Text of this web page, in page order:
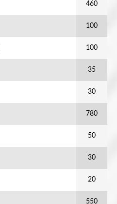
460
100
100
35
30
780
50
30
20
550